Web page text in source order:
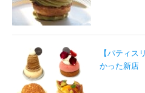
【パティス
かった新店